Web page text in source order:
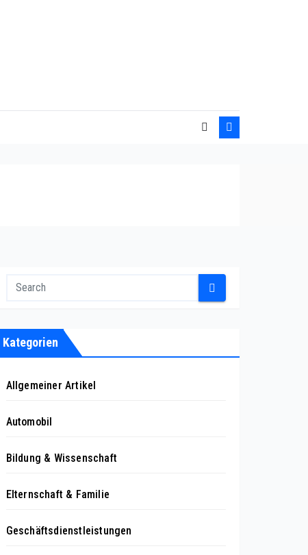
Kategorien
Allgemeiner Artikel
Automobil
Bildung & Wissenschaft
Elternschaft & Familie
Geschäftsdienstleistungen